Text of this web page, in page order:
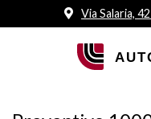
Via Salaria,